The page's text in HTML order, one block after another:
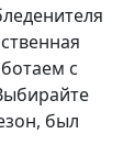
с
был